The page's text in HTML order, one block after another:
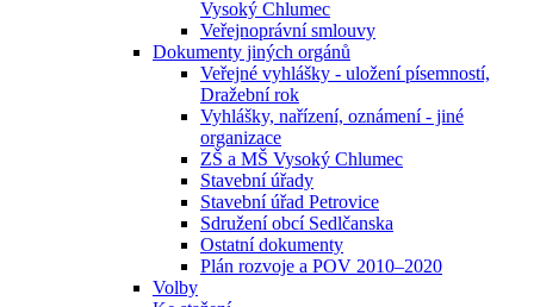
Vysoký Chlumec
Veřejnoprávní smlouvy
Dokumenty jiných orgánů
Veřejné vyhlášky - uložení písemností,
Dražební rok
Vyhlášky, nařízení, oznámení - jiné
organizace
ZŠ a MŠ Vysoký Chlumec
Stavební úřady
Stavební úřad Petrovice
Sdružení obcí Sedlčanska
Ostatní dokumenty
Plán rozvoje a POV 2010–2020
Volby